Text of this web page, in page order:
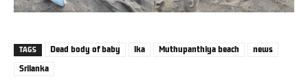
TAGS Dead body of baby lka Muthupanthiya beach
news
Srilanka